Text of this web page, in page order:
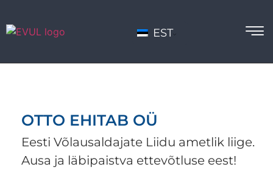
EST
OTTO EHITAB OÜ
Eesti Võlausaldajate Liidu ametlik liige.
Ausa ja läbipaistva ettevõtluse eest!